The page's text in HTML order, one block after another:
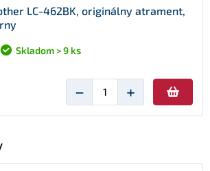
LC-462BK, originálny atrament,
Skladom > 9 ks
− +